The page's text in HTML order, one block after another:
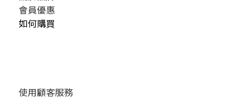
會員優惠
如何購買
使用顧客服務